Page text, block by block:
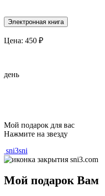
Электронная книга
Цена: 450 ₽
день
Мой подарок для вас
Нажмите на звезду
sni3sni
Мой подарок Вам